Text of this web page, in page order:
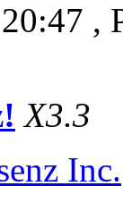
,
X3.3
Inc.